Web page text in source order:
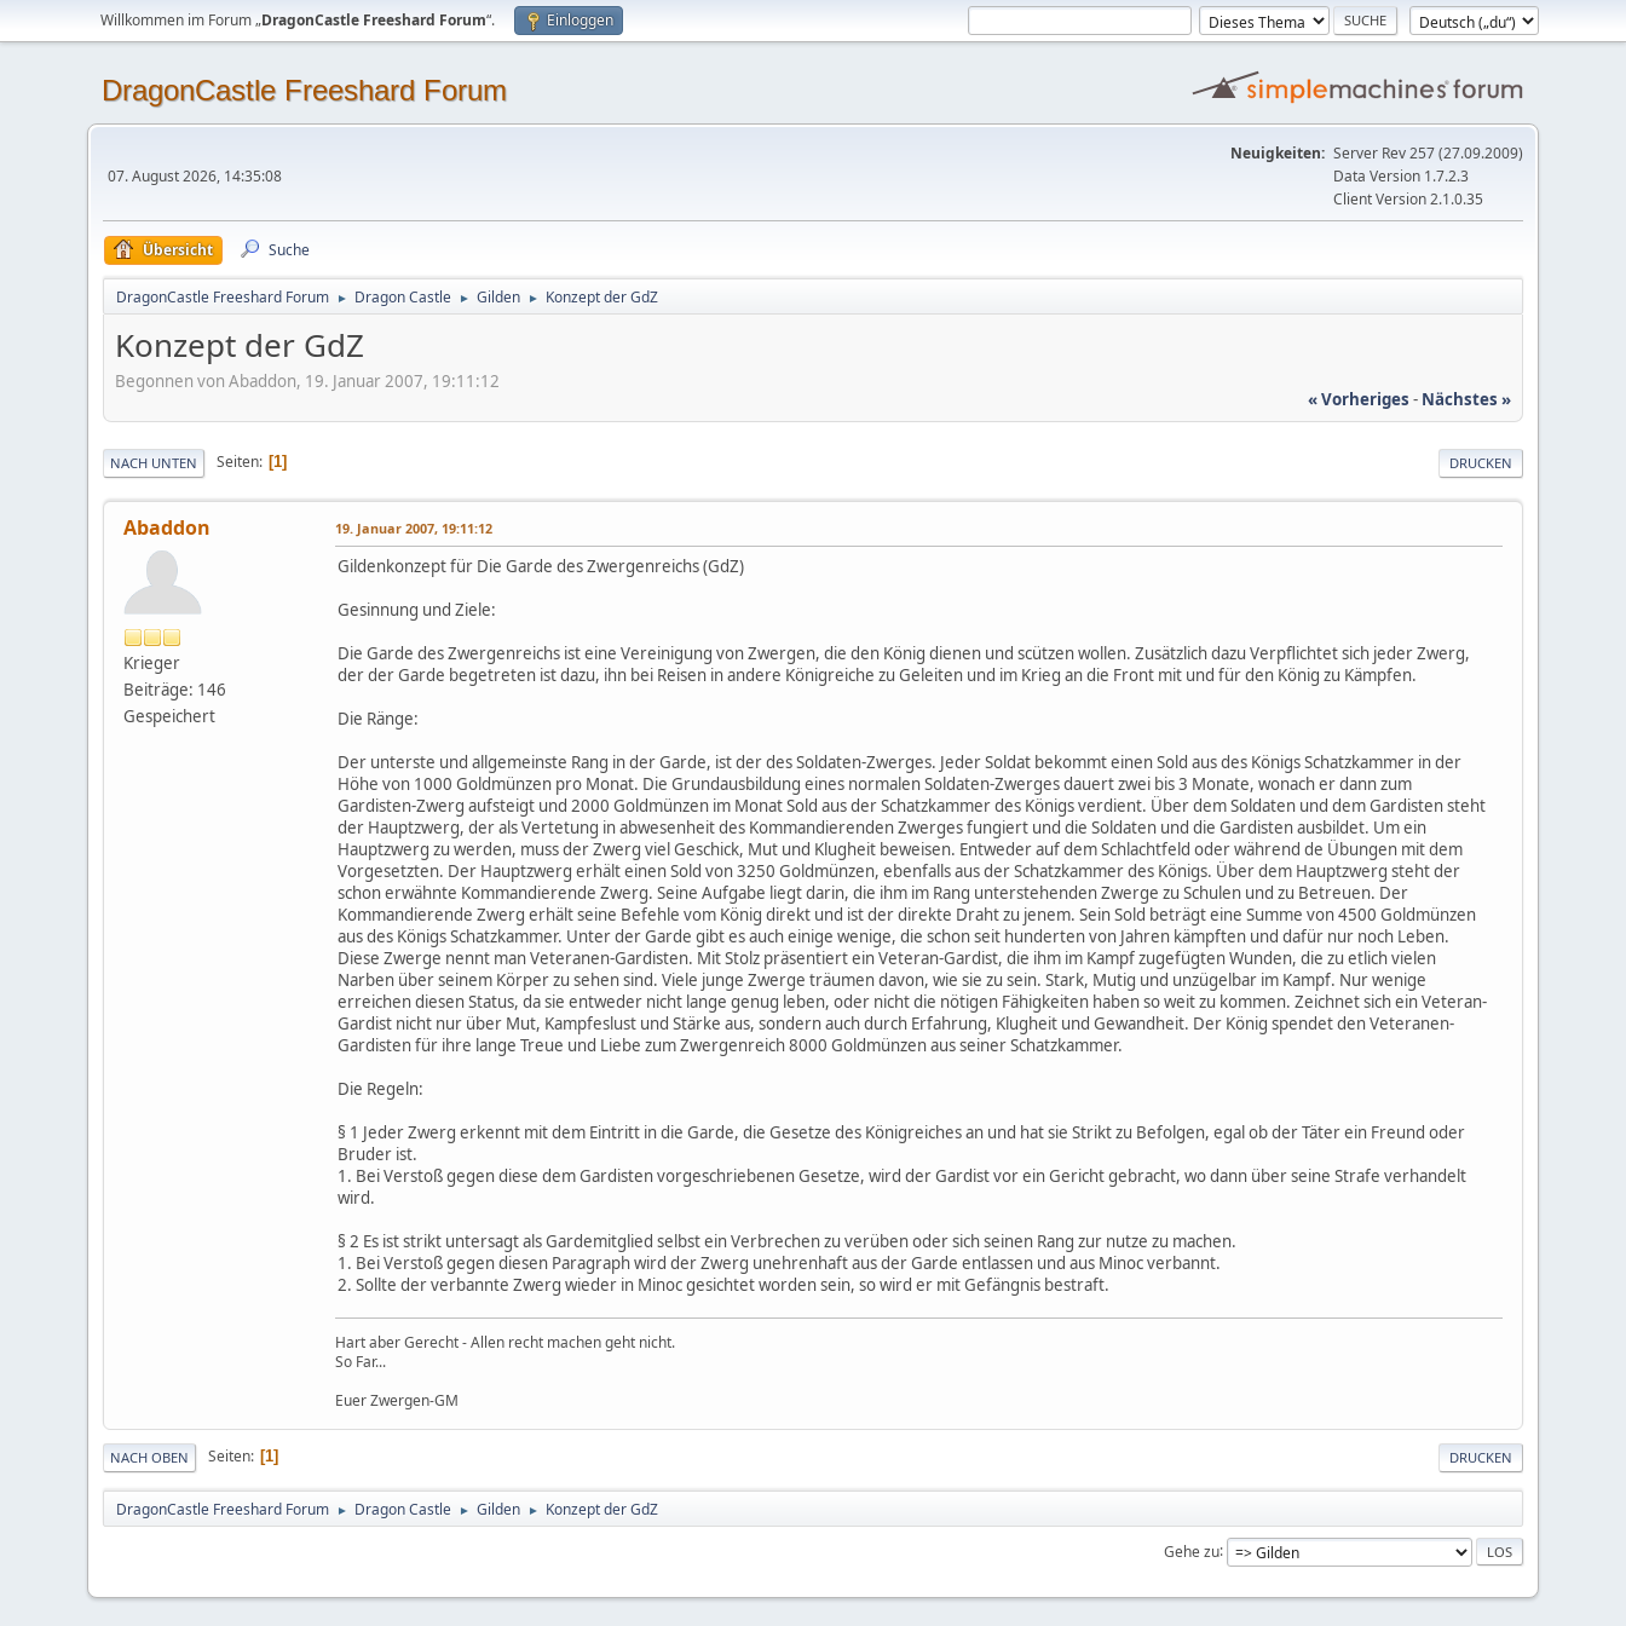
Willkommen im Forum „DragonCastle Freeshard Forum“. Einloggen
DragonCastle Freeshard Forum
07. August 2026, 14:35:08
Neuigkeiten: Server Rev 257 (27.09.2009)
Data Version 1.7.2.3
Client Version 2.1.0.35
Übersicht Suche
DragonCastle Freeshard Forum ► Dragon Castle ► Gilden ► Konzept der GdZ
Konzept der GdZ
Begonnen von Abaddon, 19. Januar 2007, 19:11:12
« Vorheriges - Nächstes »
DRUCKEN
NACH UNTEN Seiten 1
Abaddon
Krieger
Beiträge: 146
Gespeichert
19. Januar 2007, 19:11:12
Gildenkonzept für Die Garde des Zwergenreichs (GdZ)
Gesinnung und Ziele:
Die Garde des Zwergenreichs ist eine Vereinigung von Zwergen, die den König dienen und scützen wollen. Zusätzlich dazu Verpflichtet sich jeder Zwerg,
der der Garde begetreten ist dazu, ihn bei Reisen in andere Königreiche zu Geleiten und im Krieg an die Front mit und für den König zu Kämpfen.
Die Ränge:
Der unterste und allgemeinste Rang in der Garde, ist der des Soldaten-Zwerges. Jeder Soldat bekommt einen Sold aus des Königs Schatzkammer in der
Höhe von 1000 Goldmünzen pro Monat. Die Grundausbildung eines normalen Soldaten-Zwerges dauert zwei bis 3 Monate, wonach er dann zum
Gardisten-Zwerg aufsteigt und 2000 Goldmünzen im Monat Sold aus der Schatzkammer des Königs verdient. Über dem Soldaten und dem Gardisten steht
der Hauptzwerg, der als Vertetung in abwesenheit des Kommandierenden Zwerges fungiert und die Soldaten und die Gardisten ausbildet. Um ein
Hauptzwerg zu werden, muss der Zwerg viel Geschick, Mut und Klugheit beweisen. Entweder auf dem Schlachtfeld oder während de Übungen mit dem
Vorgesetzten. Der Hauptzwerg erhält einen Sold von 3250 Goldmünzen, ebenfalls aus der Schatzkammer des Königs. Über dem Hauptzwerg steht der
schon erwähnte Kommandierende Zwerg. Seine Aufgabe liegt darin, die ihm im Rang unterstehenden Zwerge zu Schulen und zu Betreuen. Der
Kommandierende Zwerg erhält seine Befehle vom König direkt und ist der direkte Draht zu jenem. Sein Sold beträgt eine Summe von 4500 Goldmünzen
aus des Königs Schatzkammer. Unter der Garde gibt es auch einige wenige, die schon seit hunderten von Jahren kämpften und dafür nur noch Leben.
Diese Zwerge nennt man Veteranen-Gardisten. Mit Stolz präsentiert ein Veteran-Gardist, die ihm im Kampf zugefügten Wunden, die zu etlich vielen
Narben über seinem Körper zu sehen sind. Viele junge Zwerge träumen davon, wie sie zu sein. Stark, Mutig und unzügelbar im Kampf. Nur wenige
erreichen diesen Status, da sie entweder nicht lange genug leben, oder nicht die nötigen Fähigkeiten haben so weit zu kommen. Zeichnet sich ein Veteran-
Gardist nicht nur über Mut, Kampfeslust und Stärke aus, sondern auch durch Erfahrung, Klugheit und Gewandheit. Der König spendet den Veteranen-
Gardisten für ihre lange Treue und Liebe zum Zwergenreich 8000 Goldmünzen aus seiner Schatzkammer.
Die Regeln:
§ 1 Jeder Zwerg erkennt mit dem Eintritt in die Garde, die Gesetze des Königreiches an und hat sie Strikt zu Befolgen, egal ob der Täter ein Freund oder
Bruder ist.
1. Bei Verstoß gegen diese dem Gardisten vorgeschriebenen Gesetze, wird der Gardist vor ein Gericht gebracht, wo dann über seine Strafe verhandelt
wird.
§ 2 Es ist strikt untersagt als Gardemitglied selbst ein Verbrechen zu verüben oder sich seinen Rang zur nutze zu machen.
1. Bei Verstoß gegen diesen Paragraph wird der Zwerg unehrenhaft aus der Garde entlassen und aus Minoc verbannt.
2. Sollte der verbannte Zwerg wieder in Minoc gesichtet worden sein, so wird er mit Gefängnis bestraft.
Hart aber Gerecht - Allen recht machen geht nicht.
So Far...
Euer Zwergen-GM
DRUCKEN
NACH OBEN Seiten 1
DragonCastle Freeshard Forum ► Dragon Castle ► Gilden ► Konzept der GdZ
Gehe zu